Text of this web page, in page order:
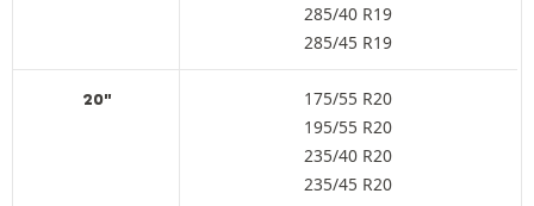
285/40 R19
285/45 R19
20"
175/55 R20
195/55 R20
235/40 R20
235/45 R20